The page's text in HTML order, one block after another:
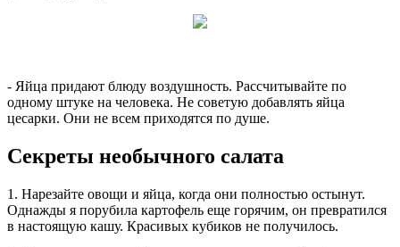
- Яйца придают блюду воздушность. Рассчитывайте по
одному штуке на человека. Не советую добавлять яйца
цесарки. Они не всем приходятся по душе.
Секреты необычного салата
1. Нарезайте овощи и яйца, когда они полностью остынут.
Однажды я порубила картофель еще горячим, он превратился
в настоящую кашу. Красивых кубиков не получилось.